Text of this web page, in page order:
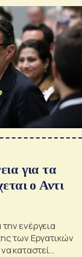
για τα
ο Αντι
ενέργεια
των Εργατικών
καταστεί